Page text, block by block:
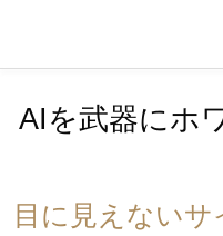
AIを武器にホ
目に見えない